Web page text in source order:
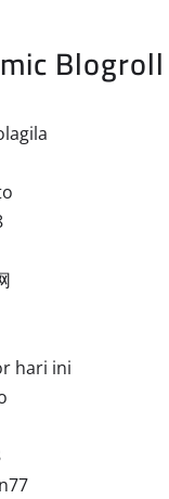
hari ini